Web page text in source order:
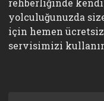
rehberliğinde
yolculuğunuzda
için hemen
servisimizi